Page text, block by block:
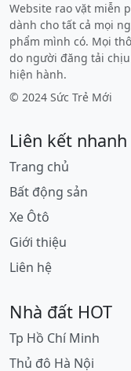
Website rao vặt miễn
dành cho tất cả mọi
phẩm mình có. Mọi
do người đăng tải
hiện hành.
© 2024 Sức Trẻ Mới
Liên kết nhanh
Trang chủ
Bất động sản
Xe Ôtô
Giới thiệu
Liên hệ
Nhà đất HOT
Tp Hồ Chí Minh
Thủ đô Hà Nội